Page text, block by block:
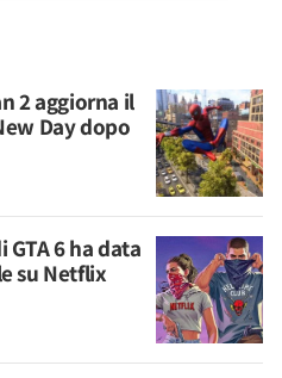
2 aggiorna il
Day dopo
6 ha data
su Netflix